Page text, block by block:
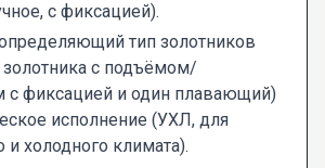
с фиксацией).
тип золотников
золотника с подъёмом/
с фиксацией и один плавающий)
исполнение (УХЛ, для
и холодного климата).